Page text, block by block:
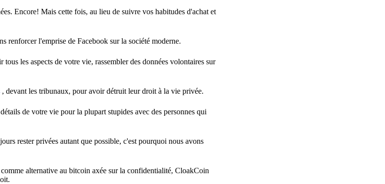
Encore! Mais cette fois, au lieu de suivre vos habitudes d'achat et
renforcer l'emprise de Facebook sur la société moderne.
les aspects de votre vie, rassembler des données volontaires sur
, devant les tribunaux, pour avoir détruit leur droit à la vie privée.
de votre vie pour la plupart stupides avec des personnes qui
rester privées autant que possible, c'est pourquoi nous avons
alternative au bitcoin axée sur la confidentialité, CloakCoin